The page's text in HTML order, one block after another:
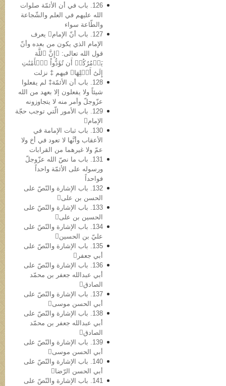
126. باب في أن الأئمّة صلوات
الله علیهم في العلم والشّجاعة
والطّاعة سواء
127. باب أنّ الإمام یعرف
الإمام الذي یکون من بعده وأنّ
قول الله تعالى: ﴿إِنَّ ٱللَّهَ
يَأۡمُرُكُمۡ أَن تُؤَدُّواْ ٱلۡأَمَٰنَٰتِ
إِلَىٰٓ أَهۡلِهَا﴾ فیهم ‡ نزلت
128. باب أن الأئمّة‡ لم یفعلوا
شیئاً ولا یفعلون إلا بعهد من الله
عزّوجلّ وأمر منه لا یتجاوزونه
129. باب الأمور الّتي توجب حجّة
الإمام
130. باب ثبات الإمامة في
الأعقاب وأنَّها لا تعود في أخ ولا
عمّ ولا غیرهما من القرابات
131. باب ما نصّ الله عزّوجلّ
ورسوله علی الأئمّة واحداً
فواحداً
132. باب الإشارة والنّصّ على
الحسن بن علی
133. باب الإشارة والنّصّ علی
الحسین بن علی
134. باب الإشارة والنّصّ علی
عليّ بن الحسین
135. باب الإشارة والنّصّ علی
أبي جعفر
136. باب الإشارة والنّصّ علی
أبي عبدالله جعفر بن محمّد
الصادق
137. باب الإشارة والنّصّ علی
أبي الحسن موسی
138. باب الإشارة والنّصّ علی
أبي عبدالله جعفر بن محمّد
الصادق
139. باب الإشارة والنّصّ علی
أبي الحسن موسی
140. باب الإشارة والنّصّ علی
أبي الحسن الرّضا
141. باب الإشارة والنّصّ علی